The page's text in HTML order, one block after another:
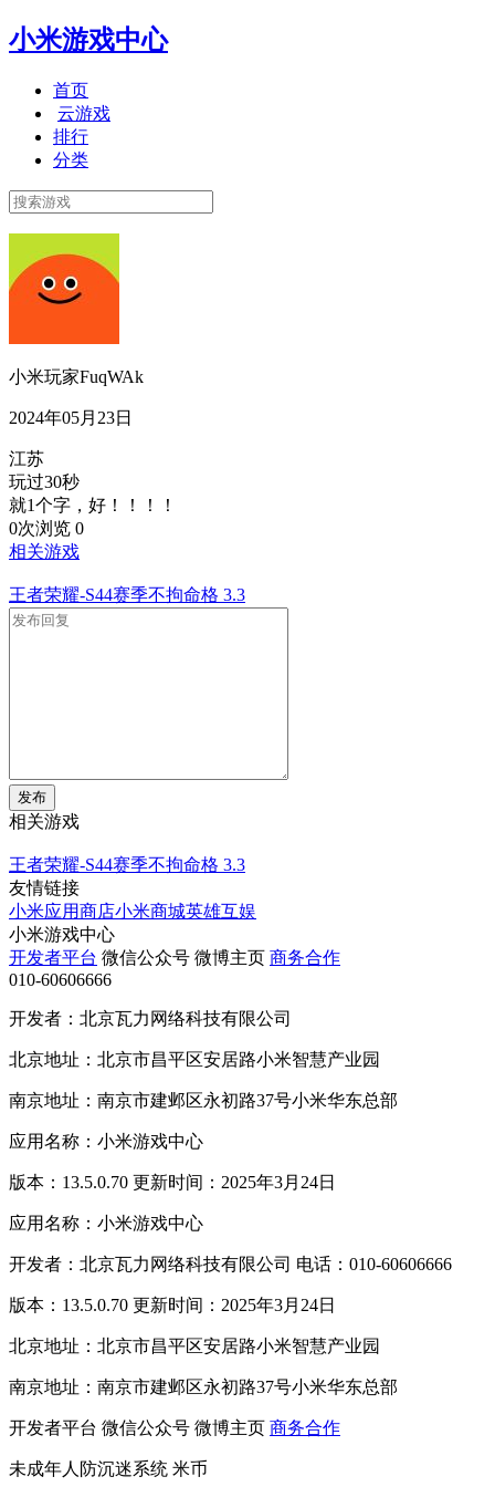
小米游戏中心
首页
云游戏
排行
分类
小米玩家FuqWAk
2024年05月23日
江苏
玩过30秒
就1个字，好！！！！
0次浏览 0
相关游戏
王者荣耀-S44赛季不拘命格 3.3
发布
相关游戏
王者荣耀-S44赛季不拘命格 3.3
友情链接
小米应用商店小米商城英雄互娱
小米游戏中心
开发者平台 微信公众号 微博主页 商务合作
010-60606666
开发者：北京瓦力网络科技有限公司
北京地址：北京市昌平区安居路小米智慧产业园
南京地址：南京市建邺区永初路37号小米华东总部
应用名称：小米游戏中心
版本：13.5.0.70 更新时间：2025年3月24日
应用名称：小米游戏中心
开发者：北京瓦力网络科技有限公司 电话：010-60606666
版本：13.5.0.70 更新时间：2025年3月24日
北京地址：北京市昌平区安居路小米智慧产业园
南京地址：南京市建邺区永初路37号小米华东总部
开发者平台 微信公众号 微博主页 商务合作
未成年人防沉迷系统 米币